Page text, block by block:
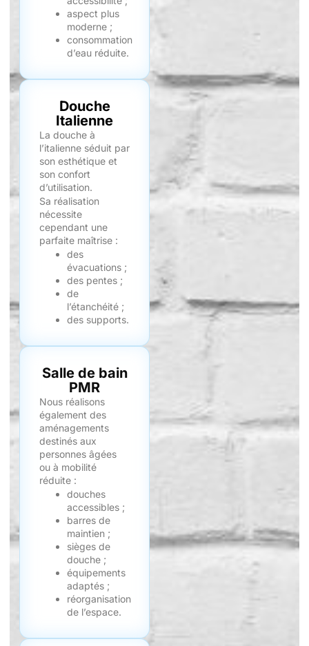
aspect plus
moderne ;
consommation
d’eau réduite.
Douche
Italienne
La douche à
l’italienne séduit par
son esthétique et
son confort
d’utilisation.
Sa réalisation
nécessite
cependant une
parfaite maîtrise :
des
évacuations ;
des pentes ;
de
l’étanchéité ;
des supports.
Salle de bain
PMR
Nous réalisons
également des
aménagements
destinés aux
personnes âgées
ou à mobilité
réduite :
douches
accessibles ;
barres de
maintien ;
sièges de
douche ;
équipements
adaptés ;
réorganisation
de l’espace.